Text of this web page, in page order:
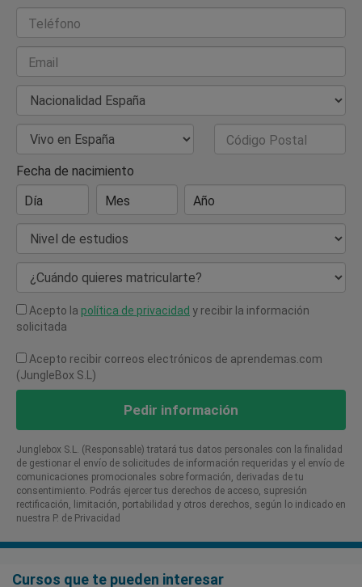
Teléfono
Email
Nacionalidad
País de Residencia
Código Postal
Fecha de nacimiento
Día
Mes Año
Nivel de estudios
¿Cuándo quieres matricularte?
Acepto la política de privacidad y recibir la información
solicitada
Acepto recibir correos electrónicos de aprendemas.com
(JungleBox S.L)
Pedir información
Junglebox S.L. (Responsable) tratará tus datos personales con la finalidad
de gestionar el envío de solicitudes de información requeridas y el envío de
comunicaciones promocionales sobre formación, derivadas de tu
consentimiento. Podrás ejercer tus derechos de acceso, supresión
rectificación, limitación, portabilidad y otros derechos, según lo indicado en
nuestra P. de Privacidad​
Cursos que te pueden interesar